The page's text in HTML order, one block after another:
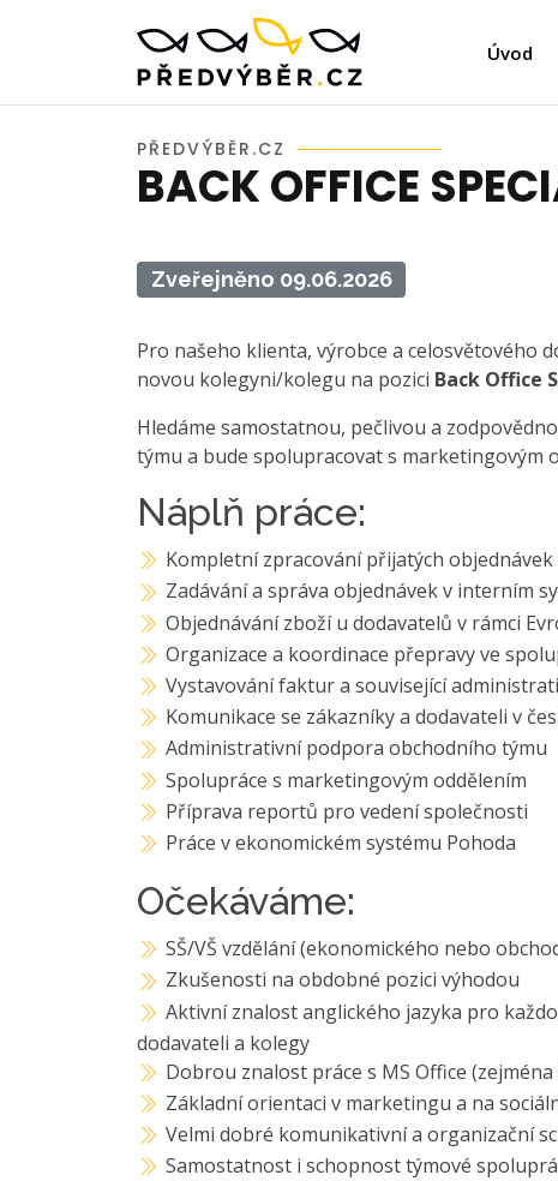
Úvod
PŘEDVÝBĚR.CZ
BACK OFFICE
Zveřejněno 09.06.2026
Pro našeho klienta, výrobce a celosvětového
novou kolegyni/kolegu na pozici Back Office
Hledáme samostatnou, pečlivou a
týmu a bude spolupracovat s marketingovým
Náplň práce:
Kompletní zpracování přijatých
Zadávání a správa objednávek v interním
Objednávání zboží u dodavatelů v rámci
Organizace a koordinace přepravy ve
Vystavování faktur a související
Komunikace se zákazníky a dodavateli v
Administrativní podpora obchodního týmu
Spolupráce s marketingovým oddělením
Příprava reportů pro vedení společnosti
Práce v ekonomickém systému Pohoda
Očekáváme:
SŠ/VŠ vzdělání (ekonomického nebo
Zkušenosti na obdobné pozici výhodou
Aktivní znalost anglického jazyka pro
dodavateli a kolegy
Dobrou znalost práce s MS Office
Základní orientaci v marketingu a na
Velmi dobré komunikativní a organizační
Samostatnost i schopnost týmové